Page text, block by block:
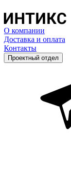
О компании
Доставка и оплата
Контакты
Проектный отдел